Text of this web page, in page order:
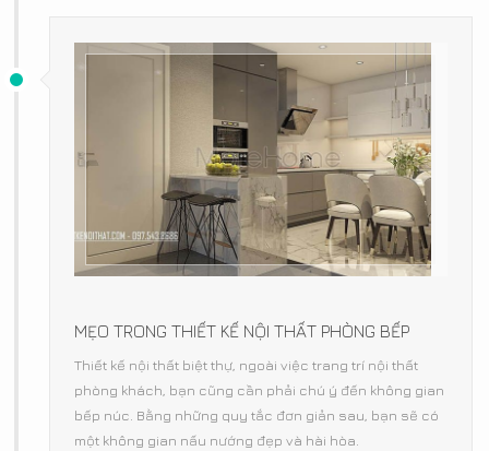
MẸO TRONG THIẾT KẾ NỘI THẤT PHÒNG BẾP
Thiết kế nội thất biệt thự, ngoài việc trang trí nội thất
phòng khách, bạn cũng cần phải chú ý đến không gian
bếp núc. Bằng những quy tắc đơn giản sau, bạn sẽ có
một không gian nấu nướng đẹp và hài hòa.